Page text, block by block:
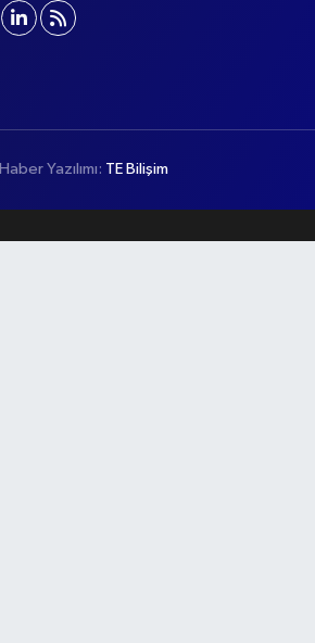
Haber Yazılımı: TE Bilişim